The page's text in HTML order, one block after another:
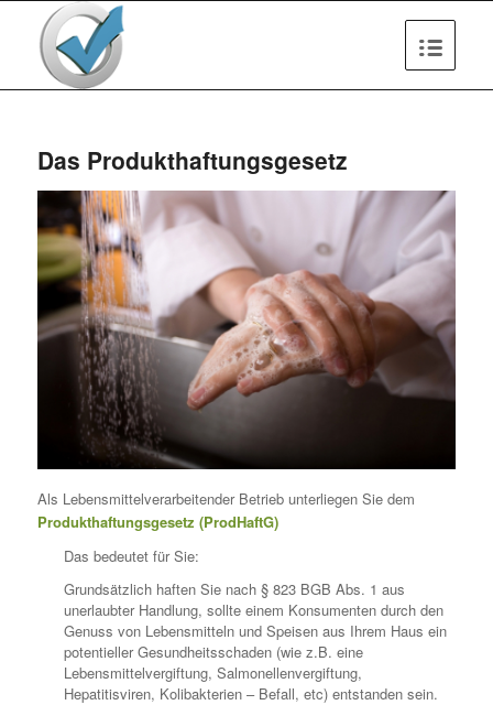
Das Produkthaftungsgesetz
Als Lebensmittelverarbeitender Betrieb unterliegen Sie dem
Produkthaftungsgesetz (ProdHaftG)
Das bedeutet für Sie:
Grundsätzlich haften Sie nach § 823 BGB Abs. 1 aus
unerlaubter Handlung, sollte einem Konsumenten durch den
Genuss von Lebensmitteln und Speisen aus Ihrem Haus ein
potentieller Gesundheitsschaden (wie z.B. eine
Lebensmittelvergiftung, Salmonellenvergiftung,
Hepatitisviren, Kolibakterien – Befall, etc) entstanden sein.